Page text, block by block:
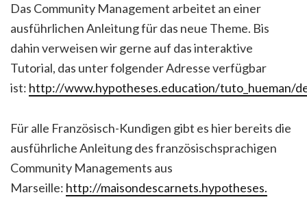
Das Community Management arbeitet an einer
ausführlichen Anleitung für das neue Theme. Bis
dahin verweisen wir gerne auf das interaktive
Tutorial, das unter folgender Adresse verfügbar
ist: http://www.hypotheses.education/tuto_hueman/
Für alle Französisch-Kundigen gibt es hier bereits die
ausführliche Anleitung des französischsprachigen
Community Managements aus
Marseille: http://maisondescarnets.hypotheses.